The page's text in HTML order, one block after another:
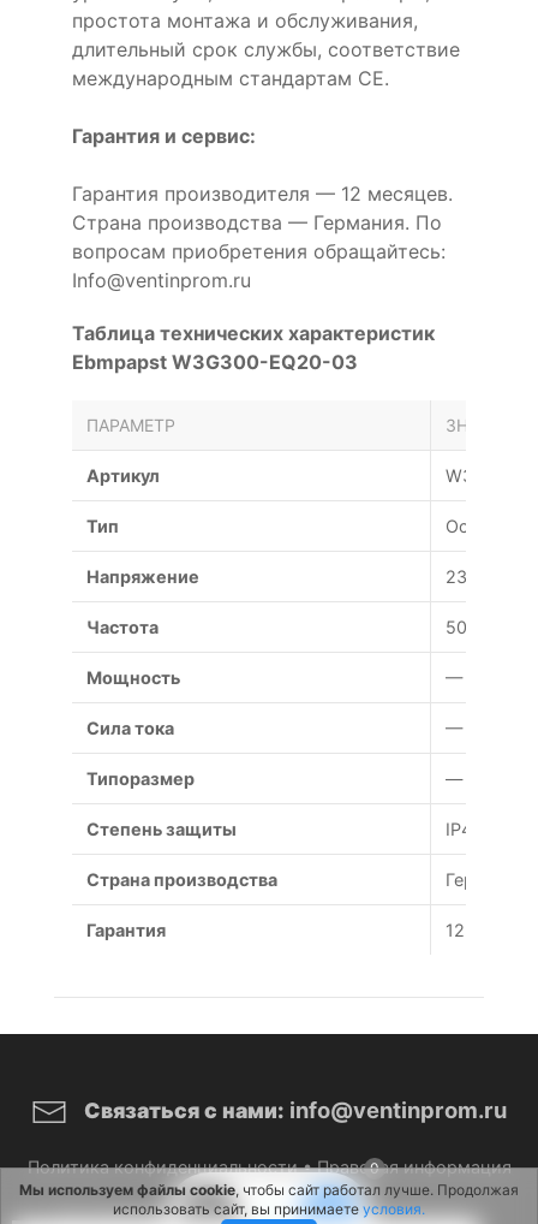
0
простота монтажа и обслуживания,
длительный срок службы, соответствие
международным стандартам CE.
Гарантия и сервис:
Гарантия производителя — 12 месяцев.
Страна производства — Германия. По
вопросам приобретения обращайтесь:
Info@ventinprom.ru
Таблица технических характеристик
Ebmpapst W3G300-EQ20-03
ПАРАМЕТР ЗНАЧЕНИЕ
Артикул W3G300-
Тип Осевой
Напряжение 230 В
Частота 50 Гц
Мощность — Вт
Сила тока — А
Типоразмер — мм
Степень защиты IP44
Страна производства Германия
Гарантия 12
Связаться с нами: info@ventinprom.ru
Политика конфиденциальности•Правовая информация
© 2026 ВентИнПром. Все права защищены.
Мы используем файлы cookie, чтобы сайт работал лучше. Продолжая
использовать сайт, вы принимаете условия.